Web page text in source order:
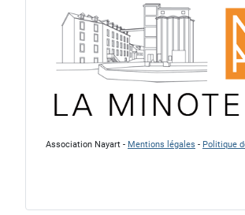
Association Nayart - Mentions légales - Politique